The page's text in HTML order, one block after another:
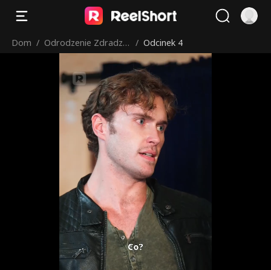
Dom / Odrodzenie Zdradzo
/ Odcinek 4